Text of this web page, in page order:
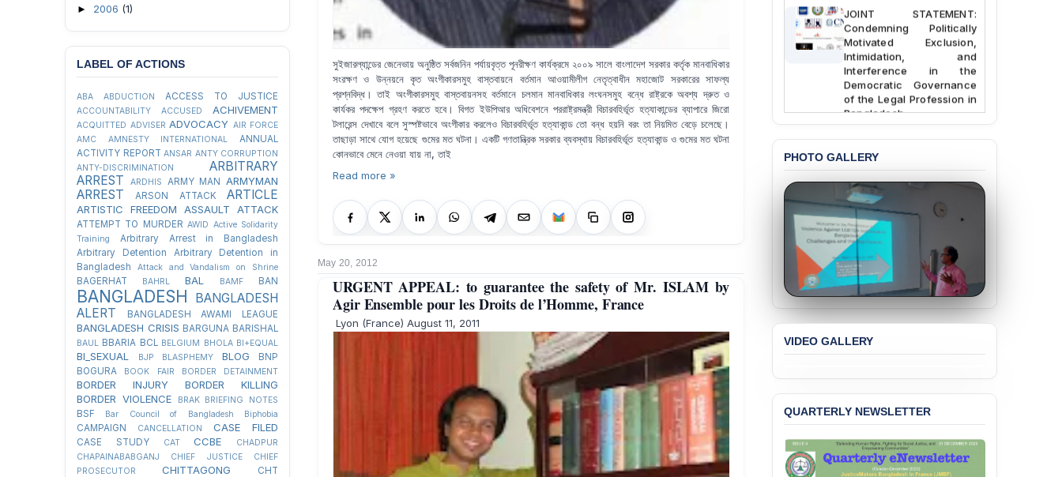
সুইজারল্যান্ডের জেনেভায় অনুষ্ঠিত সর্বজনিন পর্যায়বৃত্ত পূনরীক্ষণ কার্যক্রমে ২০০৯ সালে বাংলাদেশ সরকার কর্তৃক মানবাধিকার
সংরক্ষণ ও উন্নয়নে কৃত অংগীকারসমুহ বাস্তবায়নে বর্তমান আওয়ামীলীগ নেতৃত্বাধীন মহাজোট সরকারের সাফল্য
প্রশ্নবিদ্ধ। তাই অংগীকারসমুহ বাস্তবায়নসহ বর্তমানে চলমান মানবাধিকার লংঘনসমুহ বন্ধে রাষ্ট্রকে অবশ্য দ্রুত ও
কার্যকর পদক্ষেপ গ্রহণ করতে হবে। বিগত ইউপিআর অধিবেশনে পররাষ্ট্রমন্ত্রী বিচারবহির্ভূত হত্যাকান্ডের ব্যাপারে জিরো
টলারেন্স দেখাবে বলে সুস্পষ্টভাবে অংগীকার করলেও বিচারবহির্ভূত হত্যাকান্ড তো বন্ধ হয়নি বরং তা নিয়মিত বেড়ে চলেছে।
তাছাড়া সাথে যোগ হয়েছে গুমের মত ঘটনা। একটি গণতান্ত্রিক সরকার ব্যবস্থায় বিচারবহির্ভূত হত্যাকান্ড ও গুমের মত ঘটনা
কোনভাবে মেনে নেওয়া যায় না, তাই
Read more »
May 20, 2012
URGENT APPEAL: to guarantee the safety of Mr. ISLAM by
Agir Ensemble pour les Droits de l’Homme, France
Lyon (France) August 11, 2011
► 2006 (1)
LABEL OF ACTIONS
ABA ABDUCTION ACCESS TO JUSTICE
ACCOUNTABILITY ACCUSED ACHIVEMENT
ACQUITTED ADVISER ADVOCACY AIR FORCE
AMC
AMNESTY INTERNATIONAL
ANNUAL
ACTIVITY REPORT ANSAR ANTY CORRUPTION
ANTY-DISCRIMINATION
ARBITRARY
ARREST
ARDHIS ARMY MAN ARMYMAN
ARREST ARSON ATTACK ARTICLE
ARTISTIC FREEDOM ASSAULT ATTACK
ATTEMPT TO MURDER AWID Active Solidarity
Training
Arbitrary Arrest in Bangladesh
Arbitrary Detention
Arbitrary Detention in
Bangladesh
Attack and Vandalism on Shrine
BAGERHAT BAHRL BAL BAMF BAN
BANGLADESH
BANGLADESH
ALERT
BANGLADESH AWAMI LEAGUE
BANGLADESH CRISIS BARGUNA BARISHAL
BAUL BBARIA BCL BELGIUM BHOLA BI+EQUAL
BI_SEXUAL BJP BLASPHEMY BLOG
BNP
BOGURA
BOOK FAIR BORDER DETAINMENT
BORDER INJURY
BORDER KILLING
BORDER VIOLENCE
BRAK BRIEFING NOTES
BSF Bar Council of Bangladesh Biphobia
CAMPAIGN CANCELLATION CASE FILED
CASE STUDY CAT CCBE
CHADPUR
CHAPAINABABGANJ
CHIEF JUSTICE
CHIEF
PROSECUTOR
CHITTAGONG
CHT
JOINT STATEMENT:
Condemning Politically
Motivated Exclusion,
Intimidation, and
Interference in the
Democratic Governance
of the Legal Profession in
Bangladesh
BANGLADESH ALERT:
Dismissal of Two
Allegations of
“Blasphemy” — A Gross
Violation of Justice,
Academic Freedom, and
Human Rights
BANGLADESH ALERT:
JMBF Expresses Deep
Concern over the
Passage of a Bill Granting
Immunity from All
Liabilities to July
Protesters
JMBF Strongly Condemns
the Expulsion of a
Transgender Woman from
the Chhatra Dal
Committee
PHOTO GALLERY
VIDEO GALLERY
QUARTERLY NEWSLETTER